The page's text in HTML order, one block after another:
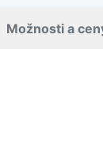
Možnosti a